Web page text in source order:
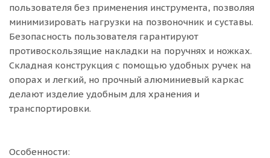
пользователя без применения инструмента, позволяя
минимизировать нагрузки на позвоночник и суставы.
Безопасность пользователя гарантируют
противоскользящие накладки на поручнях и ножках.
Складная конструкция с помощью удобных ручек на
опорах и легкий, но прочный алюминиевый каркас
делают изделие удобным для хранения и
транспортировки.
Особенности: